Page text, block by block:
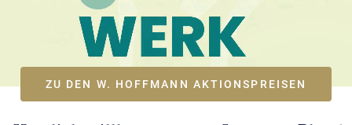
ZU DEN W. HOFFMANN AKTIONSPREISEN